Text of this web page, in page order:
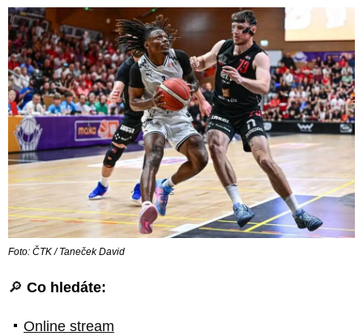
Foto: ČTK / Taneček David
🔎 Co hledáte:
Online stream